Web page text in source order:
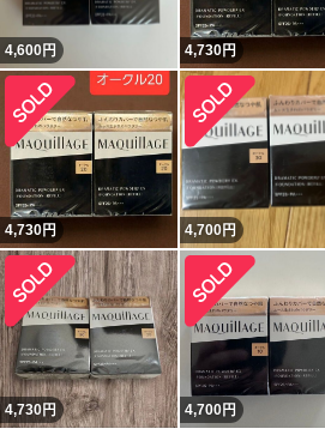
4,600円 4,730円
4,730円 4,700円
4,730円 4,700円